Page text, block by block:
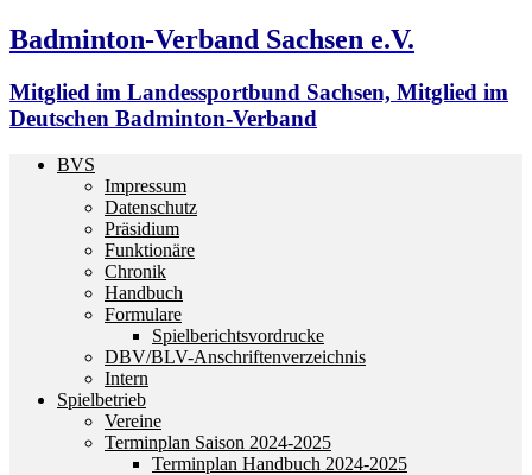
Badminton-Verband Sachsen e.V.
Mitglied im Landessportbund Sachsen, Mitglied im
Deutschen Badminton-Verband
BVS
Impressum
Datenschutz
Präsidium
Funktionäre
Chronik
Handbuch
Formulare
Spielberichtsvordrucke
DBV/BLV-Anschriftenverzeichnis
Intern
Spielbetrieb
Vereine
Terminplan Saison 2024-2025
Terminplan Handbuch 2024-2025